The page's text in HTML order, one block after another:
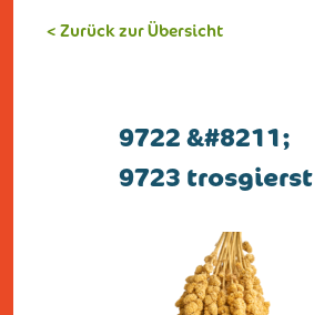
home
sortiment
geschäfte
< Zurück zur Übersicht
9722 &#8211;
9723 trosgierst